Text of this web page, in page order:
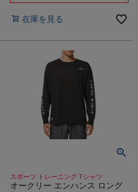
在庫を見る
スポーツ トレーニング Tシャツ
オークリー エンハンス ロング